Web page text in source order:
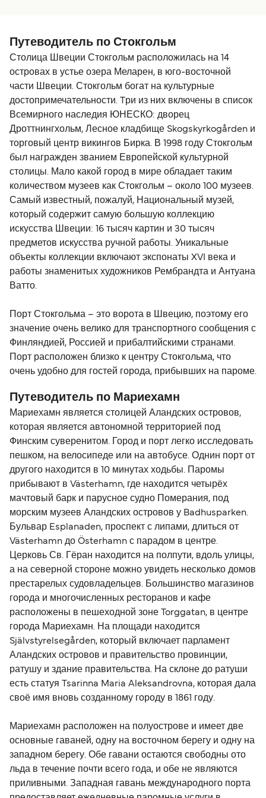
корабле, настоятельно рекомендую!
Путеводитель по Стокгольм
Столица Швеции Стокгольм расположилась на 14
островах в устье озера Меларен, в юго-восточной
части Швеции. Стокгольм богат на культурные
достопримечательности. Tри из них включены в список
Всемирного наследия ЮНЕСКО: дворец
Дроттнингхольм, Лесное кладбище Skogskyrkogården и
торговый центр викингов Бирка. В 1998 году Стокгольм
был награжден званием Европейской культурной
столицы. Мало какой город в мире обладает таким
количеством музеев как Стокгольм – около 100 музеев.
Самый известный, пожалуй, Национальный музей,
который содержит самую большую коллекцию
искусства Швеции: 16 тысяч картин и 30 тысяч
предметов искусства ручной работы. Уникальные
объекты коллекции включают экспонаты XVI века и
работы знаменитых художников Рембрандта и Антуана
Ватто.
Порт Стокгольма – это ворота в Швецию, поэтому его
значение очень велико для транспортного сообщения с
Финляндией, Россией и прибалтийскими странами.
Порт расположен близко к центру Стокгольма, что
очень удобно для гостей города, прибывших на пароме.
Путеводитель по Мариехамн
Мариехамн является столицей Аландских островов,
которая является автономной территорией под
Финским суверенитом. Город и порт легко исследовать
пешком, на велосипеде или на автобусе. Однин порт от
другого находится в 10 минутах ходьбы. Паромы
прибывают в Västerhamn, где находится четырёх
мачтовый барк и парусное судно Померания, под
морским музеев Аландских островов у Badhusparken.
Бульвар Esplanaden, проспект с липами, длиться от
Västerhamn до Österhamn с парадом в центре.
Церковь Св. Гёран находится на полпути, вдоль улицы,
а на северной стороне можно увидеть несколько домов
престарелых судовладельцев. Большинство магазинов
города и многочисленных ресторанов и кафе
расположены в пешеходной зоне Torggatan, в центре
города Мариехамн. На площади находится
Självstyrelsegården, который включает парламент
Аландских островов и правительство провинции,
ратушу и здание правительства. На склоне до ратуши
есть статуя Tsarinna Maria Aleksandrovna, которая дала
своё имя вновь созданному городу в 1861 году.
Мариехамн расположен на полуострове и имеет две
основные гаваней, одну на восточном берегу и одну на
западном берегу. Обе гавани остаются свободны ото
льда в течение почти всего года, и обе не являются
приливными. Западная гавань международного порта